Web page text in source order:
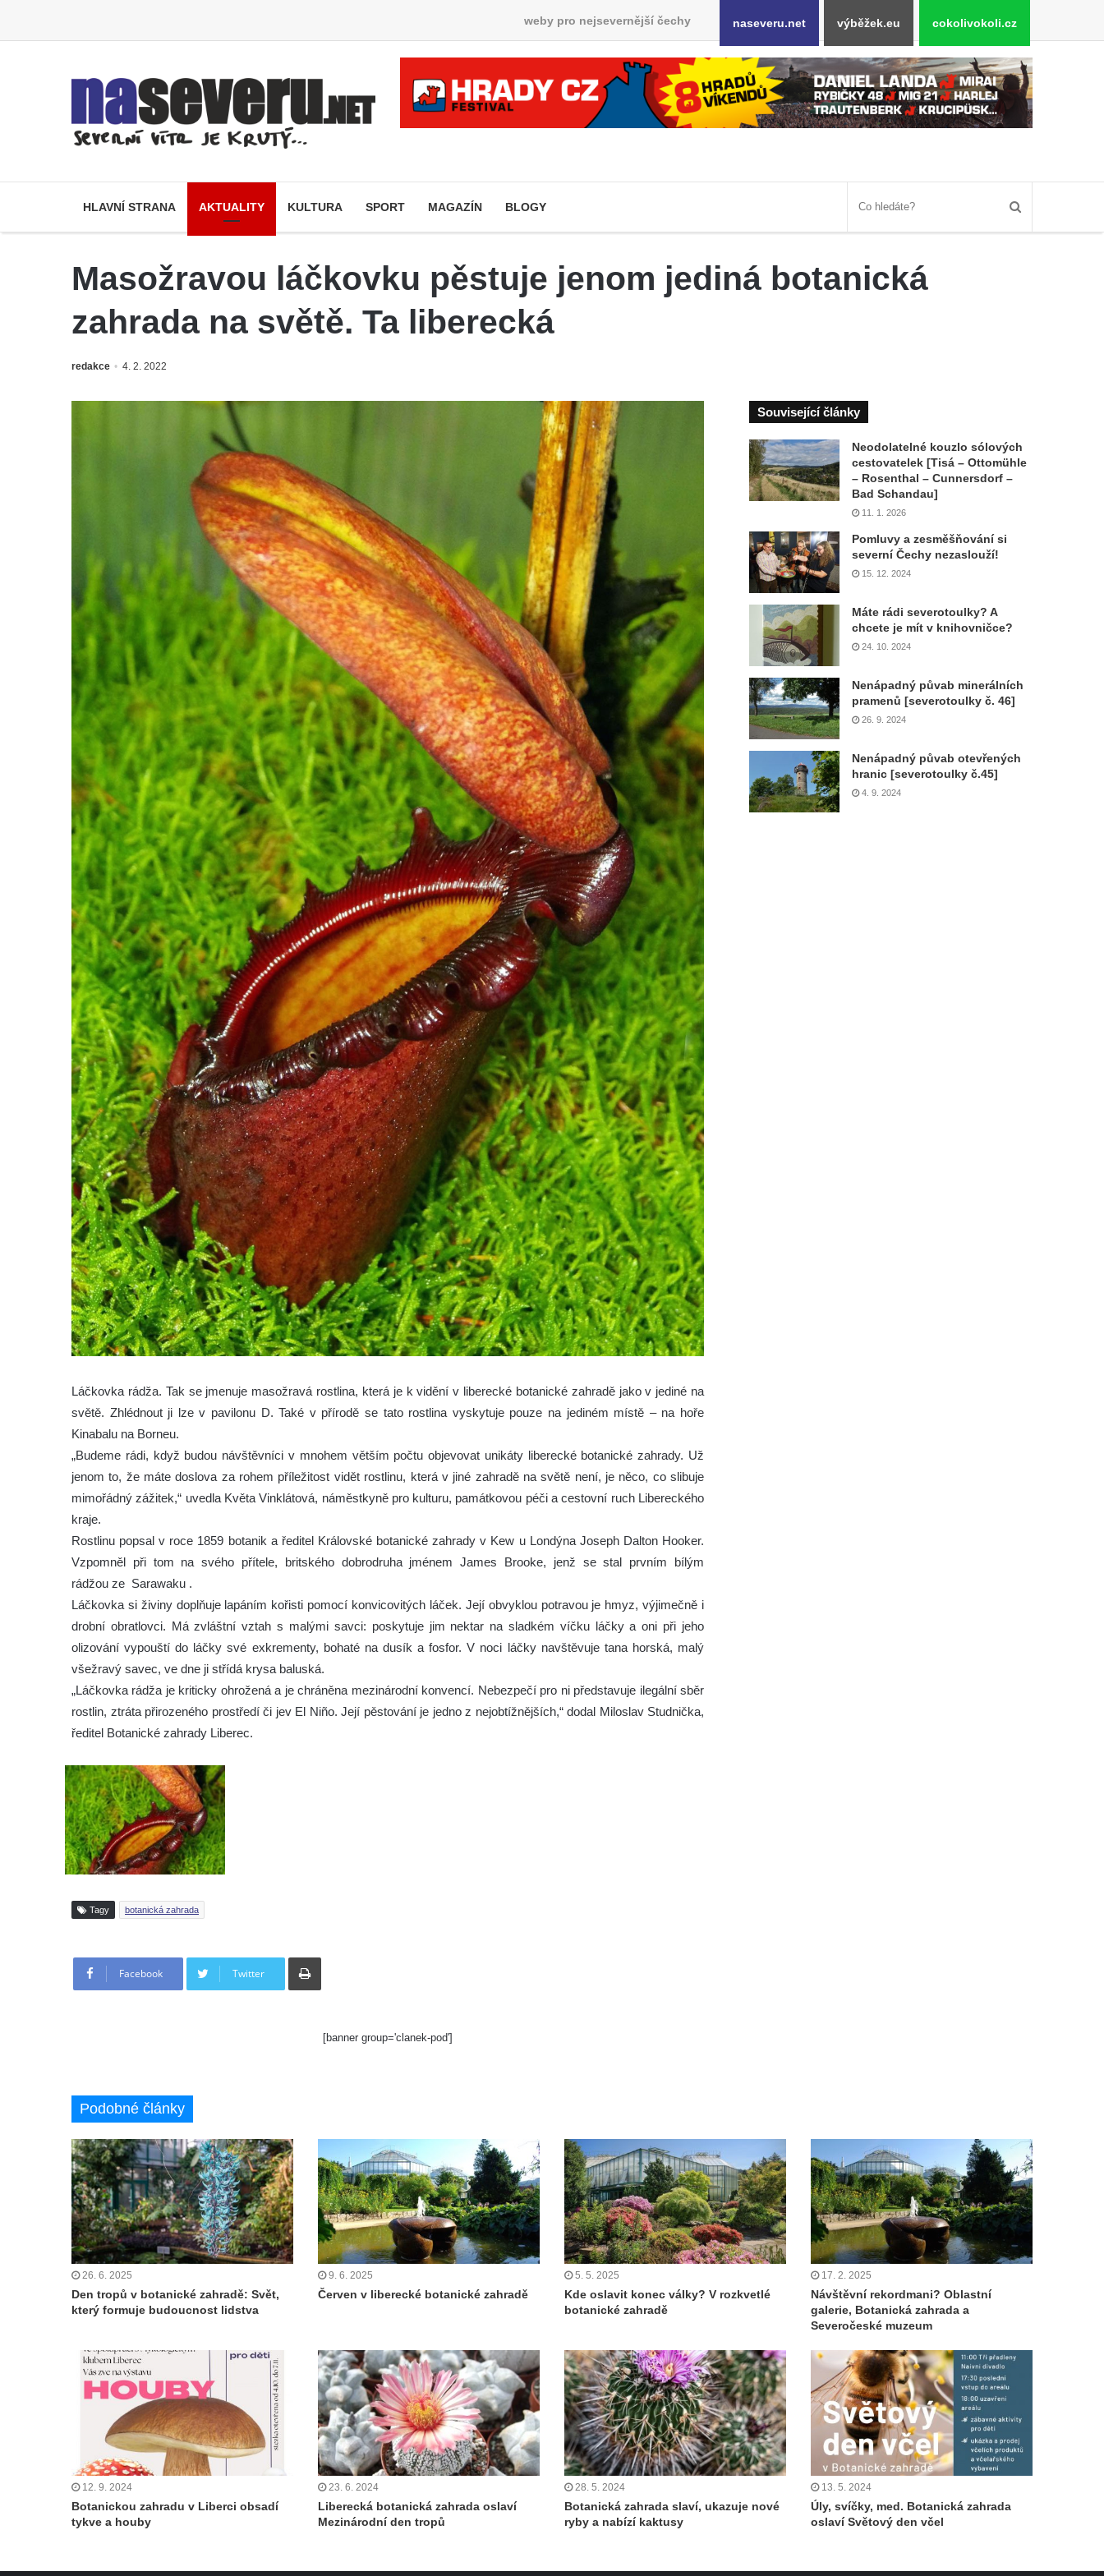
weby pro nejsevernější čechy naseveru.net výběžek.eu cokolivokoli.cz
HLAVNÍ STRANA AKTUALITY KULTURA SPORT MAGAZÍN BLOGY
Masožravou láčkovku pěstuje jenom jediná botanická
zahrada na světě. Ta liberecká
redakce 4. 2. 2022
Láčkovka rádža. Tak se jmenuje masožravá rostlina, která je k vidění v liberecké botanické zahradě jako v jediné na
světě. Zhlédnout ji lze v pavilonu D. Také v přírodě se tato rostlina vyskytuje pouze na jediném místě – na hoře
Kinabalu na Borneu.
„Budeme rádi, když budou návštěvníci v mnohem větším počtu objevovat unikáty liberecké botanické zahrady. Už
jenom to, že máte doslova za rohem příležitost vidět rostlinu, která v jiné zahradě na světě není, je něco, co slibuje
mimořádný zážitek,“ uvedla Květa Vinklátová, náměstkyně pro kulturu, památkovou péči a cestovní ruch Libereckého
kraje.
Rostlinu popsal v roce 1859 botanik a ředitel Královské botanické zahrady v Kew u Londýna Joseph Dalton Hooker.
Vzpomněl při tom na svého přítele, britského dobrodruha jménem James Brooke, jenž se stal prvním bílým
rádžou ze Sarawaku .
Láčkovka si živiny doplňuje lapáním kořisti pomocí konvicovitých láček. Její obvyklou potravou je hmyz, výjimečně i
drobní obratlovci. Má zvláštní vztah s malými savci: poskytuje jim nektar na sladkém víčku láčky a oni při jeho
olizování vypouští do láčky své exkrementy, bohaté na dusík a fosfor. V noci láčky navštěvuje tana horská, malý
všežravý savec, ve dne ji střídá krysa baluská.
„Láčkovka rádža je kriticky ohrožená a je chráněna mezinárodní konvencí. Nebezpečí pro ni představuje ilegální sběr
rostlin, ztráta přirozeného prostředí či jev El Niño. Její pěstování je jedno z nejobtížnějších,“ dodal Miloslav Studnička,
ředitel Botanické zahrady Liberec.
Tagy botanická zahrada
Facebook Twitter
Tisknout
[banner group='clanek-pod']
Související články
Neodolatelné kouzlo sólových
cestovatelek [Tisá – Ottomühle
– Rosenthal – Cunnersdorf –
Bad Schandau]
11. 1. 2026
Pomluvy a zesměšňování si
severní Čechy nezaslouží!
15. 12. 2024
Máte rádi severotoulky? A
chcete je mít v knihovničce?
24. 10. 2024
Nenápadný půvab minerálních
pramenů [severotoulky č. 46]
26. 9. 2024
Nenápadný půvab otevřených
hranic [severotoulky č.45]
4. 9. 2024
Podobné články
26. 6. 2025
Den tropů v botanické zahradě: Svět,
který formuje budoucnost lidstva
9. 6. 2025
Červen v liberecké botanické zahradě
5. 5. 2025
Kde oslavit konec války? V rozkvetlé
botanické zahradě
17. 2. 2025
Návštěvní rekordmani? Oblastní
galerie, Botanická zahrada a
Severočeské muzeum
12. 9. 2024
Botanickou zahradu v Liberci obsadí
tykve a houby
23. 6. 2024
Liberecká botanická zahrada oslaví
Mezinárodní den tropů
28. 5. 2024
Botanická zahrada slaví, ukazuje nové
ryby a nabízí kaktusy
13. 5. 2024
Úly, svíčky, med. Botanická zahrada
oslaví Světový den včel